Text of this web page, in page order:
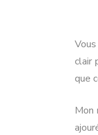
clair
que
Mon